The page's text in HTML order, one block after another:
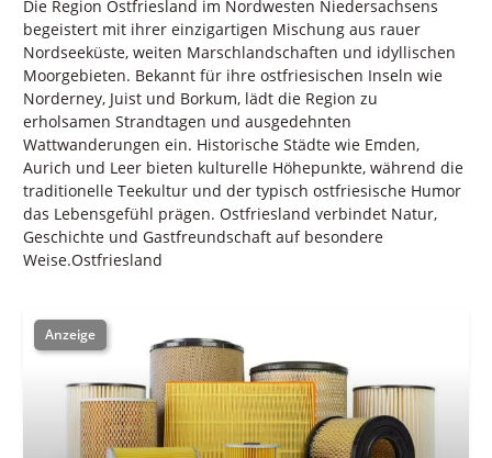
Die Region Ostfriesland im Nordwesten Niedersachsens
begeistert mit ihrer einzigartigen Mischung aus rauer
Nordseeküste, weiten Marschlandschaften und idyllischen
Moorgebieten. Bekannt für ihre ostfriesischen Inseln wie
Norderney, Juist und Borkum, lädt die Region zu
erholsamen Strandtagen und ausgedehnten
Wattwanderungen ein. Historische Städte wie Emden,
Aurich und Leer bieten kulturelle Höhepunkte, während die
traditionelle Teekultur und der typisch ostfriesische Humor
das Lebensgefühl prägen. Ostfriesland verbindet Natur,
Geschichte und Gastfreundschaft auf besondere
Weise.Ostfriesland